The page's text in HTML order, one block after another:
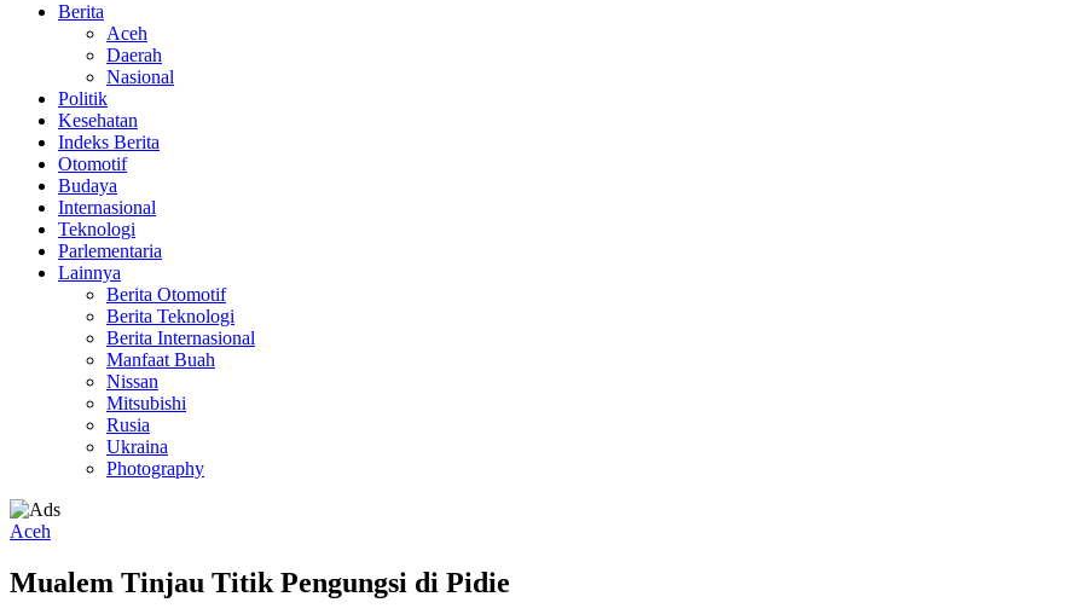
Berita
Aceh
Daerah
Nasional
Politik
Kesehatan
Indeks Berita
Otomotif
Budaya
Internasional
Teknologi
Parlementaria
Lainnya
Berita Otomotif
Berita Teknologi
Berita Internasional
Manfaat Buah
Nissan
Mitsubishi
Rusia
Ukraina
Photography
Aceh
Mualem Tinjau Titik Pengungsi di Pidie